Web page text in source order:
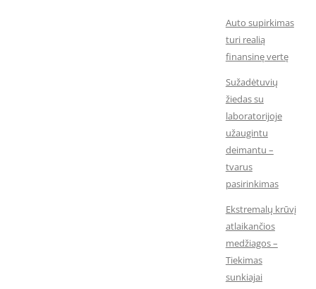
Auto supirkimas
turi realią
finansinę vertę
Sužadėtuvių
žiedas su
laboratorijoje
užaugintu
deimantu –
tvarus
pasirinkimas
Ekstremalų krūvį
atlaikančios
medžiagos –
Tiekimas
sunkiajai